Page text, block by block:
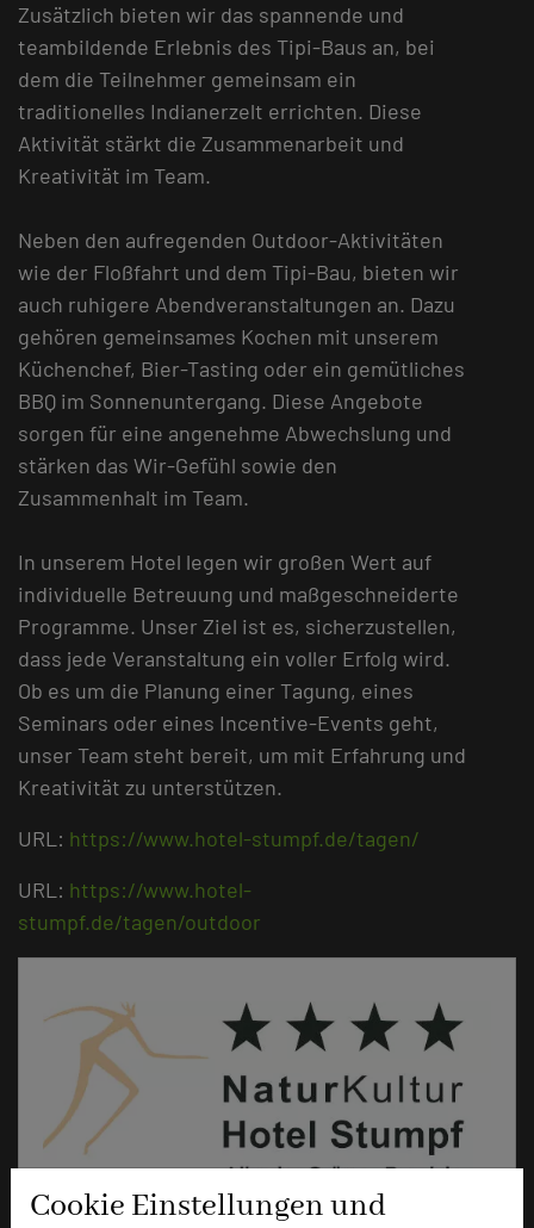
Cookie Einstellungen und
Zusätzlich bieten wir das spannende und
teambildende Erlebnis des Tipi-Baus an, bei
dem die Teilnehmer gemeinsam ein
traditionelles Indianerzelt errichten. Diese
Aktivität stärkt die Zusammenarbeit und
Kreativität im Team.
Neben den aufregenden Outdoor-Aktivitäten
wie der Floßfahrt und dem Tipi-Bau, bieten wir
auch ruhigere Abendveranstaltungen an. Dazu
gehören gemeinsames Kochen mit unserem
Küchenchef, Bier-Tasting oder ein gemütliches
BBQ im Sonnenuntergang. Diese Angebote
sorgen für eine angenehme Abwechslung und
stärken das Wir-Gefühl sowie den
Zusammenhalt im Team.
In unserem Hotel legen wir großen Wert auf
individuelle Betreuung und maßgeschneiderte
Programme. Unser Ziel ist es, sicherzustellen,
dass jede Veranstaltung ein voller Erfolg wird.
Ob es um die Planung einer Tagung, eines
Seminars oder eines Incentive-Events geht,
unser Team steht bereit, um mit Erfahrung und
Kreativität zu unterstützen.
URL: https://www.hotel-stumpf.de/tagen/
URL: https://www.hotel-
stumpf.de/tagen/outdoor